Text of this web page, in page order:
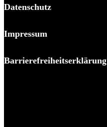
Datenschutz
Impressum
Barrierefreiheitserklärung